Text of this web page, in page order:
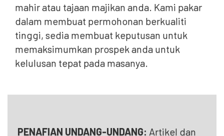
mahir atau tajaan majikan anda. Kami pakar
dalam membuat permohonan berkualiti
tinggi, sedia membuat keputusan untuk
memaksimumkan prospek anda untuk
kelulusan tepat pada masanya.
PENAFIAN UNDANG-UNDANG: Artikel dan